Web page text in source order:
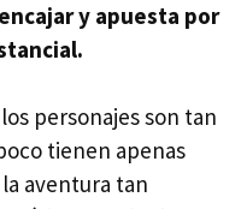
y apuesta por
personajes son tan
tienen apenas
aventura tan